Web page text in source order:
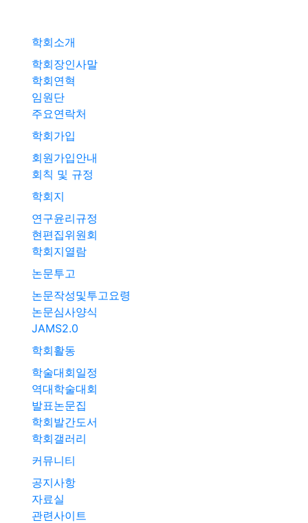
학회소개
학회장인사말
학회연혁
임원단
주요연락처
학회가입
회원가입안내
회칙 및 규정
학회지
연구윤리규정
현편집위원회
학회지열람
논문투고
논문작성및투고요령
논문심사양식
JAMS2.0
학회활동
학술대회일정
역대학술대회
발표논문집
학회발간도서
학회갤러리
커뮤니티
공지사항
자료실
관련사이트